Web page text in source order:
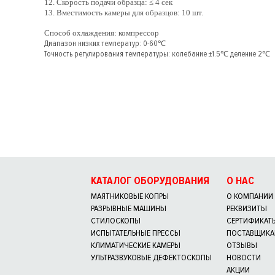
12. Скорость подачи образца: ≤ 4 сек
13. Вместимость камеры для образцов: 10 шт.
Способ охлаждения: компрессор
Диапазон низких температур: 0-60℃
Точность регулирования температуры: колебание ±1.5℃ деление 2℃
КАТАЛОГ ОБОРУДОВАНИЯ
МАЯТНИКОВЫЕ КОПРЫ
РАЗРЫВНЫЕ МАШИНЫ
СТИЛОСКОПЫ
ИСПЫТАТЕЛЬНЫЕ ПРЕССЫ
КЛИМАТИЧЕСКИЕ КАМЕРЫ
УЛЬТРАЗВУКОВЫЕ ДЕФЕКТОСКОПЫ
О НАС
О КОМПАНИИ
РЕКВИЗИТЫ
ОТЗЫВЫ
НОВОСТИ
АКЦИИ